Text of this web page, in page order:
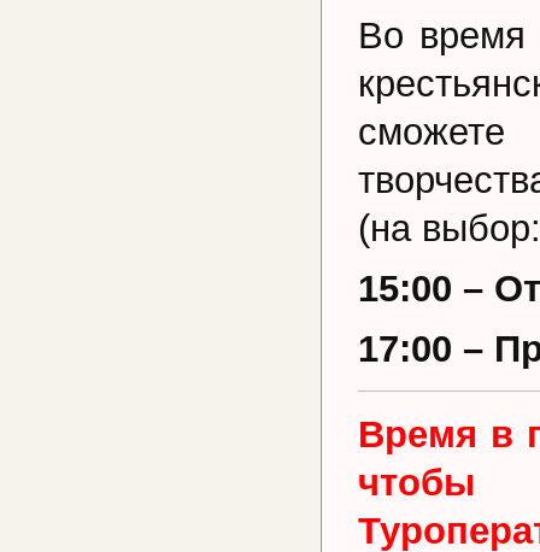
Во время
сможете
(на
15:00 –
17:00 –
Время в
чтобы